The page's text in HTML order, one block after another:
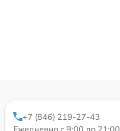
+7 (846) 219-27-43
Ежедневно с 9:00 до 21:00